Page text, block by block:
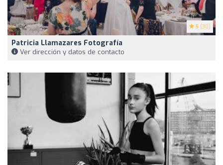
5 (30)
Patricia Llamazares Fotografía
Ver dirección y datos de contacto